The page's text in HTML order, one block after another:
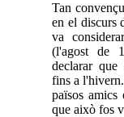
Tan
en el discurs
va
(l'agost de
declarar que
fins a
països amics
que això fos